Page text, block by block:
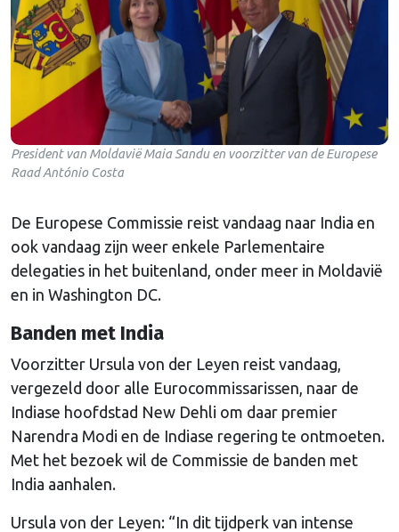
President van Moldavië Maia Sandu en voorzitter van de Europese
Raad António Costa
De Europese Commissie reist vandaag naar India en
ook vandaag zijn weer enkele Parlementaire
delegaties in het buitenland, onder meer in Moldavië
en in Washington DC.
Banden met India
Voorzitter Ursula von der Leyen reist vandaag,
vergezeld door alle Eurocommissarissen, naar de
Indiase hoofdstad New Dehli om daar premier
Narendra Modi en de Indiase regering te ontmoeten.
Met het bezoek wil de Commissie de banden met
India aanhalen.
Ursula von der Leyen: “In dit tijdperk van intense